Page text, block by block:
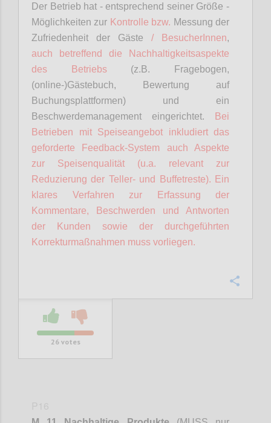
Der Betrieb hat - entsprechend seiner Größe -
Möglichkeiten zur Kontrolle bzw. Messung der
Zufriedenheit der Gäste / BesucherInnen,
auch betreffend die Nachhaltigkeitsaspekte
des Betriebs(z.B. Fragebogen,
(online-)Gästebuch, Bewertung auf
Buchungsplattformen) und ein
Beschwerdemanagement eingerichtet.
Bei
Betrieben mit Speiseangebot inkludiert das
geforderte Feedback-System auch Aspekte
zur Speisenqualität (u.a. relevant zur
Reduzierung der Teller- und Buffetreste). Ein
klares Verfahren zur Erfassung der
Kommentare, Beschwerden und Antworten
der Kunden sowie der durchgeführten
Korrekturmaßnahmen muss vorliegen.
26votes